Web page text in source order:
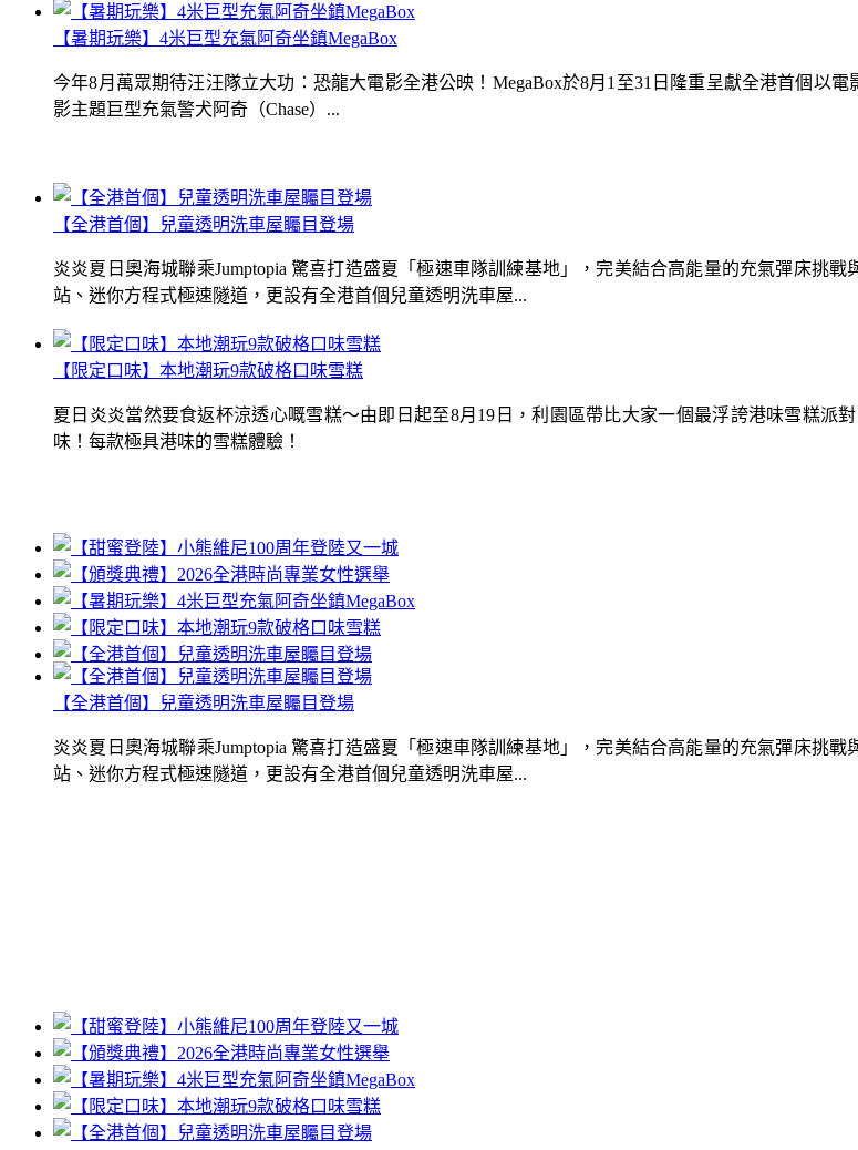
【全港首個】兒童透明洗車屋矚目登場
炎炎夏日奧海城聯乘Jumptopia 驚喜打造盛夏「極速車隊訓練基地」，完美結合高能量的充氣彈床挑
站、迷你方程式極速隧道，更設有全港首個兒童透明洗車屋...
【暑期玩樂】4米巨型充氣阿奇坐鎮MegaBox
今年8月萬眾期待汪汪隊立大功：恐龍大電影全港公映！MegaBox於8月1至31日隆重呈獻全港首個以
影主題巨型充氣警犬阿奇（Chase）...
【限定口味】本地潮玩9款破格口味雪糕
夏日炎炎當然要食返杯涼透心嘅雪糕～由即日起至8月19日，利園區帶比大家一個最浮誇港味雪糕派
味！每款極具港味的雪糕體驗！
【全港首個】兒童透明洗車屋矚目登場
炎炎夏日奧海城聯乘Jumptopia 驚喜打造盛夏「極速車隊訓練基地」，完美結合高能量的充氣彈床挑
站、迷你方程式極速隧道，更設有全港首個兒童透明洗車屋...